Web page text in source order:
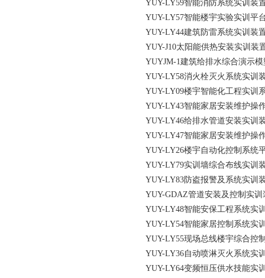
YUY-LY59智能消防系统实训装
YUY-LY57智能楼宇实验实训平
YUY-LY44建筑防雷系统实训装
YUY-J10太阳能供热安装实训装
YUYJM-1建筑给排水综合演示模
YUY-LY58消火栓灭火系统实训
YUY-LY09楼宇智能化工程实训
YUY-LY43智能家居安装维护操
YUY-LY46给排水管道安装实训
YUY-LY47智能家居安装维护操
YUY-LY26楼宇自动化控制系统
YUY-LY79实训墙综合布线实训
YUY-LY83防盗报警及系统实训
YUY-GDAZ管道安装及控制实训
YUY-LY48智能安保工程系统实
YUY-LY54智能家居控制系统实
YUY-LY55现场总线楼宇综合控
YUY-LY36自动喷淋灭火系统实
YUY-LY64变频恒压供水技能实